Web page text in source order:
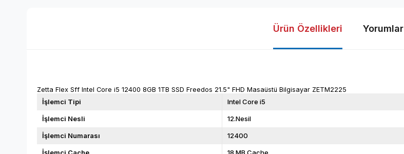
Ürün Özellikleri Yorumlar
Zetta Flex Sff Intel Core i5 12400 8GB 1TB SSD Freedos 21.5" FHD Masaüstü Bilgisayar ZETM2225
İşlemci Tipi Intel Core i5
İşlemci Nesli 12.Nesil
İşlemci Numarası 12400